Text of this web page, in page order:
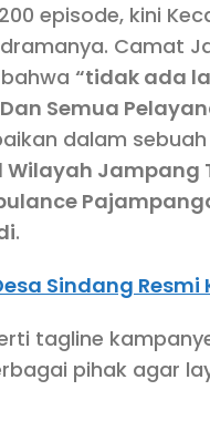
episode, kini
Camat
“tidak ada
Semua
dalam
Wilayah
.
Sindang Resmi
tagline
pihak agar